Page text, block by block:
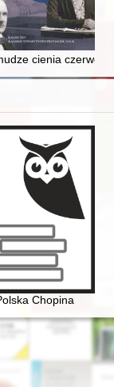
Rakietowych i
cienia
teoretyczne
Chopina